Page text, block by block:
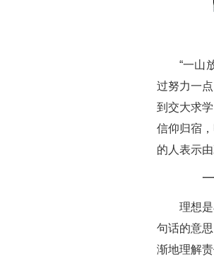
“一山
过努力一
到交大求
信仰归宿
的人表示由
理想
句话的意
渐地理解